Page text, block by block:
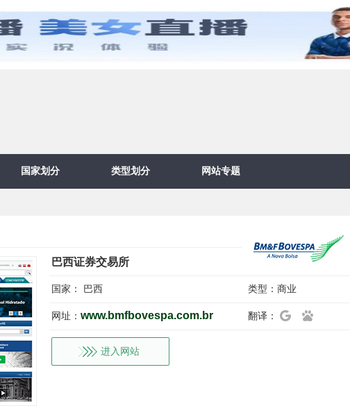
国家划分 类型划分 网站专题
巴西证券交易所
国家： 巴西 类型： 商业
网址： www.bmfbovespa.com.br 翻译：
进入网站